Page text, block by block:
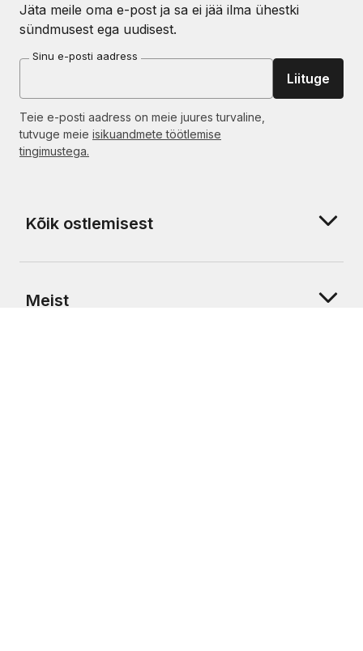
Jäta meile oma e-post ja sa ei jää ilma ühestki
sündmusest ega uudisest.
Sinu e-posti aadress
Liituge
Teie e-posti aadress on meie juures turvaline,
tutvuge meie isikuandmete töötlemise
tingimustega.
Kõik ostlemisest
Meist